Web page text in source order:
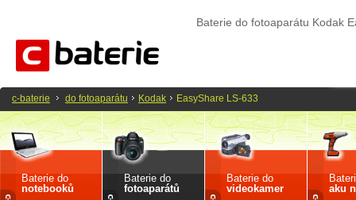
Baterie do fotoaparátu Kodak
Baterie do
notebooků
Baterie do
fotoaparátů
Baterie do
videokamer
aku
c-baterie do fotoaparátu Kodak EasyShare LS-633